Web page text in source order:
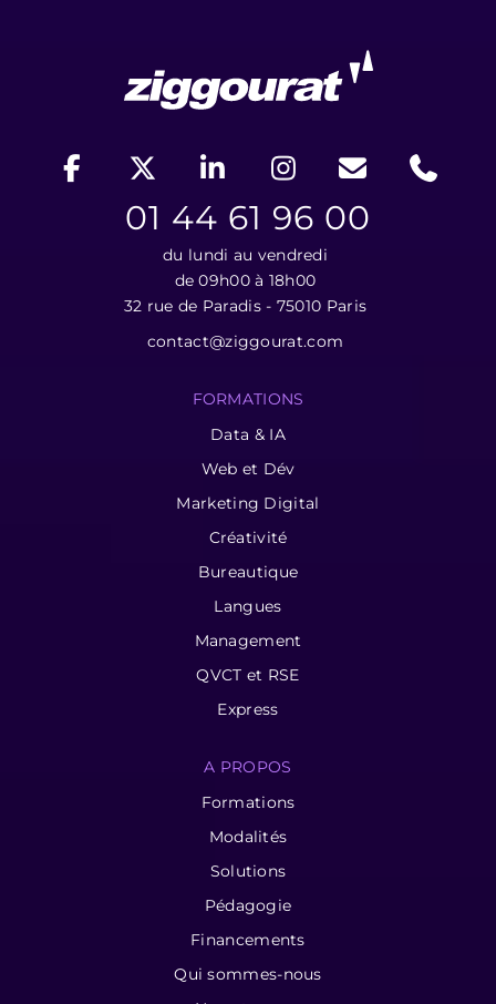
01 44 61 96 00
du lundi au vendredi
de 09h00 à 18h00
32 rue de Paradis - 75010 Paris
contact@ziggourat.com
FORMATIONS
Data & IA
Web et Dév
Marketing Digital
Créativité
Bureautique
Langues
Management
QVCT et RSE
Express
A PROPOS
Formations
Modalités
Solutions
Pédagogie
Financements
Qui sommes-nous